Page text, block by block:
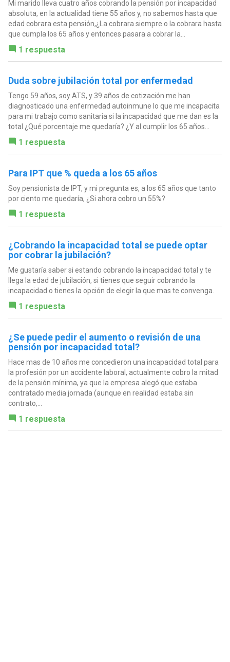
Mi marido lleva cuatro años cobrando la pensión por incapacidad
absoluta, en la actualidad tiene 55 años y, no sabemos hasta que
edad cobrara esta pensión,¿La cobrara siempre o la cobrara hasta
que cumpla los 65 años y entonces pasara a cobrar la...
1 respuesta
Duda sobre jubilación total por enfermedad
Tengo 59 años, soy ATS, y 39 años de cotización me han
diagnosticado una enfermedad autoinmune lo que me incapacita
para mi trabajo como sanitaria si la incapacidad que me dan es la
total ¿Qué porcentaje me quedaría? ¿Y al cumplir los 65 años...
1 respuesta
Para IPT que % queda a los 65 años
Soy pensionista de IPT, y mi pregunta es, a los 65 años que tanto
por ciento me quedaría, ¿Si ahora cobro un 55%?
1 respuesta
¿Cobrando la incapacidad total se puede optar
por cobrar la jubilación?
Me gustaría saber si estando cobrando la incapacidad total y te
llega la edad de jubilación, si tienes que seguir cobrando la
incapacidad o tienes la opción de elegir la que mas te convenga.
1 respuesta
¿Se puede pedir el aumento o revisión de una
pensión por incapacidad total?
Hace mas de 10 años me concedieron una incapacidad total para
la profesión por un accidente laboral, actualmente cobro la mitad
de la pensión mínima, ya que la empresa alegó que estaba
contratado media jornada (aunque en realidad estaba sin
contrato,...
1 respuesta